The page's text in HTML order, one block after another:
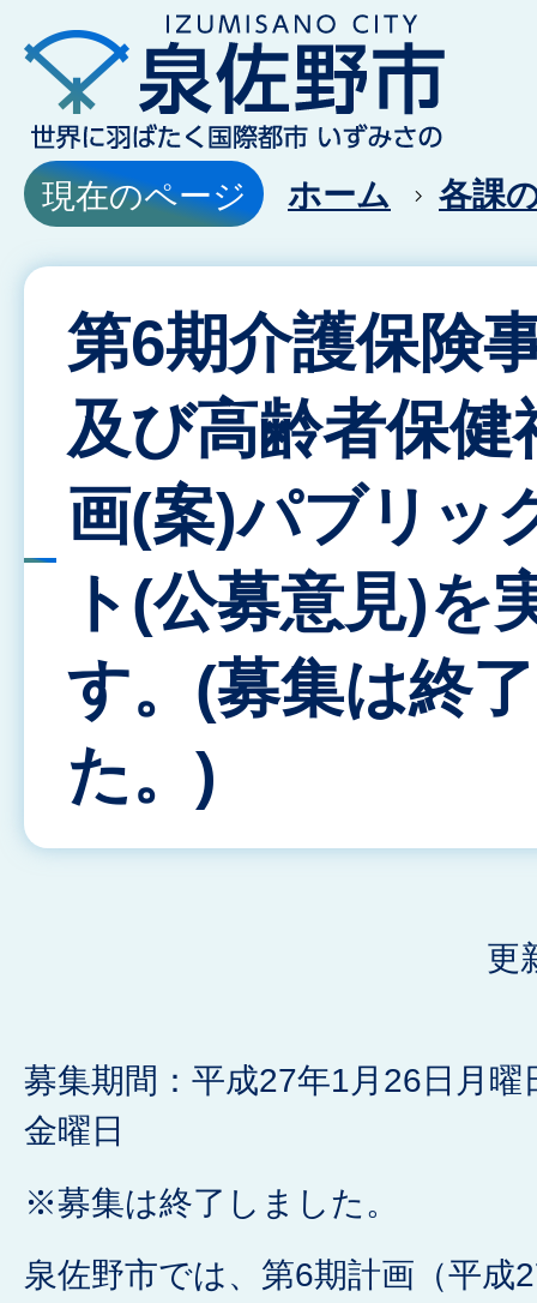
現在のページ ホーム 各課
第6期介護保険
及び高齢者保健
画(案)パブリッ
ト(公募意見)を
す。(募集は終
た。)
更
募集期間：平成27年1月26日月
金曜日
※募集は終了しました。
泉佐野市では、第6期計画（平成